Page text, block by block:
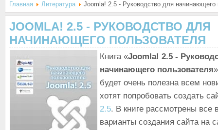
Главная Литература Joomla! 2.5 - Руководство для начинающего
JOOMLA! 2.5 - РУКОВОДСТВО ДЛЯ
НАЧИНАЮЩЕГО ПОЛЬЗОВАТЕЛЯ
Книга «Joomla! 2.5 -
начинающего пользователя
будет очень полезна всем
хотят попробовать создать
2.5. В книге рассмотрены все
варианты создания сайта на